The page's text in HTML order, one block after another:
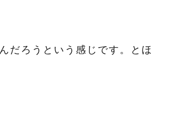
だろうという感じです。とほ